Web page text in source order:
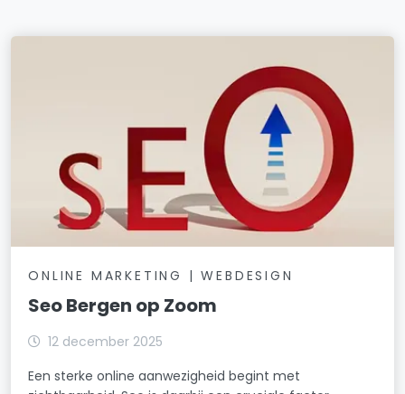
ONLINE MARKETING | WEBDESIGN
Seo Bergen op Zoom
12 december 2025
Een sterke online aanwezigheid begint met